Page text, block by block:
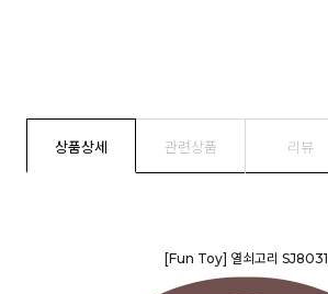
상품상세 관련상품 리뷰
[Fun Toy] 열쇠고리 SJ8031